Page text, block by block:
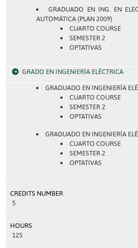
GRADUADO EN ING. EN
AUTOMÁTICA (PLAN 2009)
CUARTO COURSE
SEMESTER 2
OPTATIVAS
GRADO EN INGENIERÍA ELÉCTRICA
GRADUADO EN INGENIERÍA
CUARTO COURSE
SEMESTER 2
OPTATIVAS
GRADUADO EN INGENIERÍA
CUARTO COURSE
SEMESTER 2
OPTATIVAS
CREDITS NUMBER
5
HOURS
125